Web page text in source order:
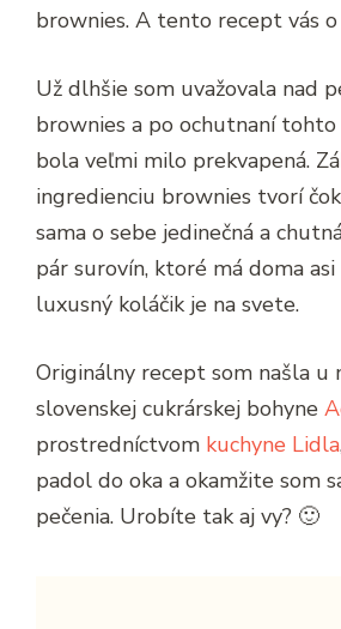
brownies. A tento recept vás
Už dlhšie som uvažovala nad
brownies a po ochutnaní
bola veľmi milo prekvapená.
ingredienciu brownies tvorí
sama o sebe jedinečná a
pár surovín, ktoré má doma
luxusný koláčik je na svete.
Originálny recept som našla u
slovenskej cukrárskej bohyne
prostredníctvom kuchyne Lidla
padol do oka a okamžite som
pečenia. Urobíte tak aj vy? 🙂